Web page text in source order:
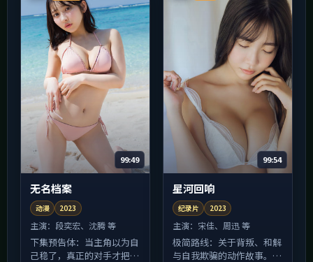
99:49
无名档案
动漫 2023
主演：段奕宏、沈腾 等
下集预告体：当主角以为自
己稳了，真正的对手才把棋
99:54
星河回响
纪录片 2023
主演： 宋佳、周迅 等
极简路线：关于背叛、和解
与自我欺骗的动作故事。片